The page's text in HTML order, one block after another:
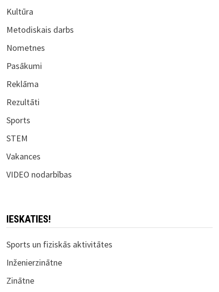
Kultūra
Metodiskais darbs
Nometnes
Pasākumi
Reklāma
Rezultāti
Sports
STEM
Vakances
VIDEO nodarbības
IESKATIES!
Sports un fiziskās aktivitātes
Inženierzinātne
Zinātne